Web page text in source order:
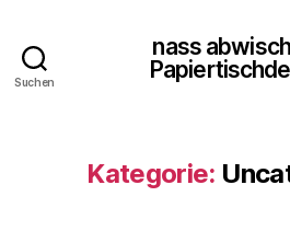
Suchen
nass
Kategorie: